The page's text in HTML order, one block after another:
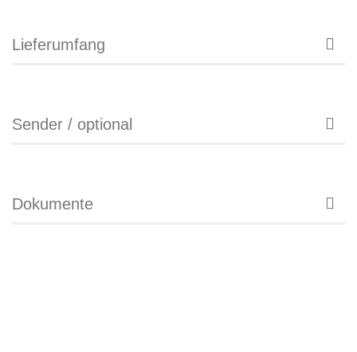
Lieferumfang
Sender / optional
Dokumente